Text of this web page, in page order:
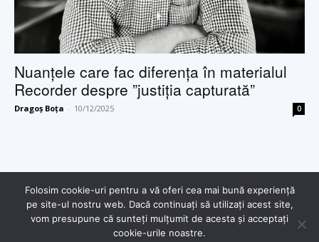
Nuanțele care fac diferența în materialul
Recorder despre ”justiția capturată”
Dragoș Boța - 10/12/2025 0
© Copyright - 2025 Dragoș Boța
Folosim cookie-uri pentru a vă oferi cea mai bună experiență
pe site-ul nostru web. Dacă continuați să utilizați acest site,
vom presupune că sunteți mulțumit de acesta și acceptați
cookie-urile noastre.